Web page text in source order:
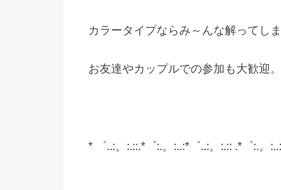
カラータイプならみ～んな解ってし
お友達やカップルでの参加も大歓迎
* ゜..:。:.::.*゜:.。:..:*゜..:。:.:: .*゜:.。